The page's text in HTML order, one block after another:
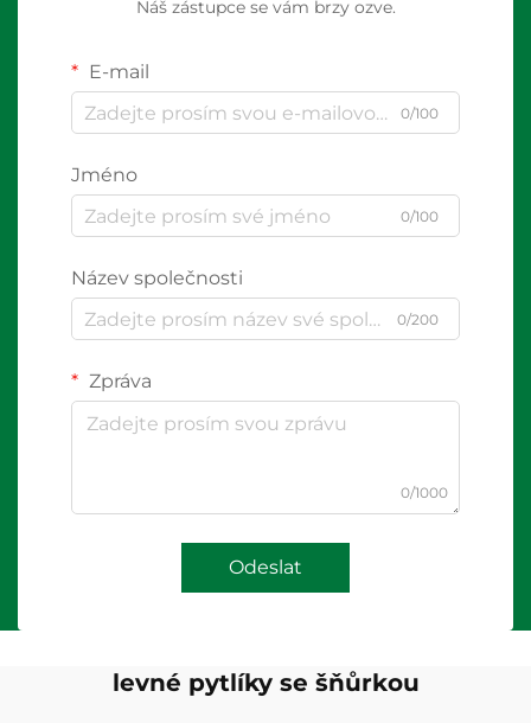
Náš zástupce se vám brzy ozve.
E-mail
0/100
Jméno
0/100
Název společnosti
0/200
Zpráva
0/1000
Odeslat
levné pytlíky se šňůrkou